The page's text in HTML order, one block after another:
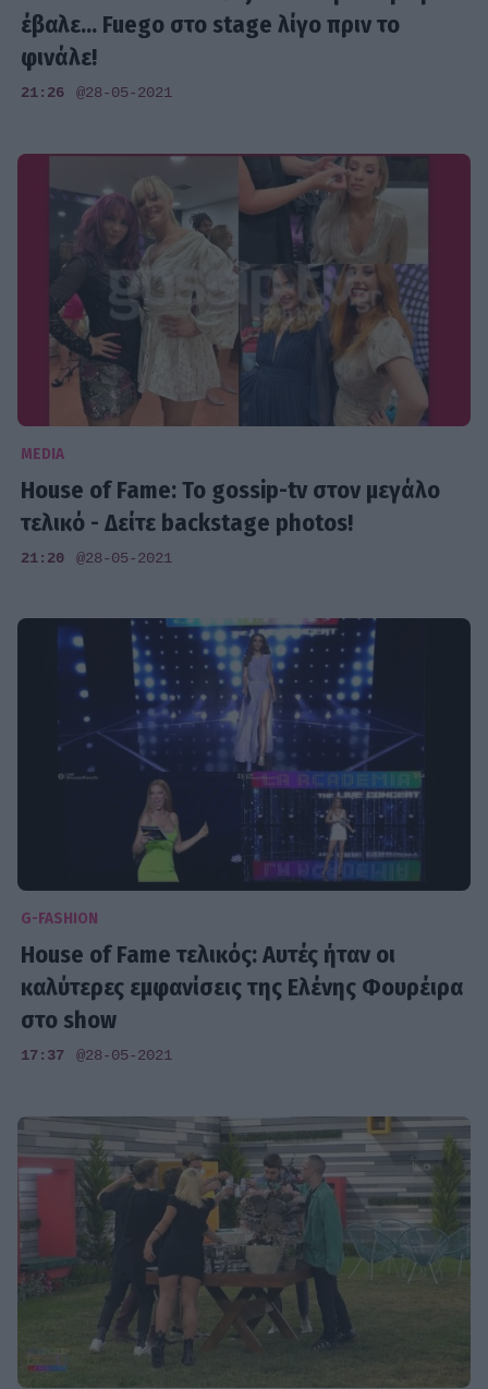
έβαλε... Fuego στο stage λίγο πριν το
φινάλε!
21:26 @28-05-2021
MEDIA
House of Fame: Το gossip-tv στον μεγάλο
τελικό - Δείτε backstage photos!
21:20 @28-05-2021
G-FASHION
House of Fame τελικός: Αυτές ήταν οι
καλύτερες εμφανίσεις της Ελένης Φουρέιρα
στο show
17:37 @28-05-2021